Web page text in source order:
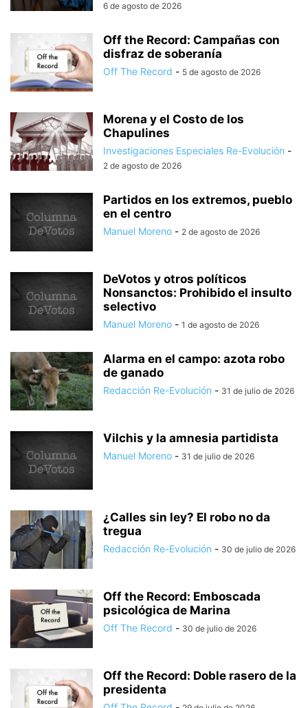
6 de agosto de 2026
Off the Record: Campañas con
disfraz de soberanía
Off The Record - 5 de agosto de 2026
Morena y el Costo de los
Chapulines
Investigaciones Especiales Re-Evolución -
2 de agosto de 2026
Partidos en los extremos, pueblo
en el centro
Manuel Moreno - 2 de agosto de 2026
DeVotos y otros políticos
Nonsanctos: Prohibido el insulto
selectivo
Manuel Moreno - 1 de agosto de 2026
Alarma en el campo: azota robo
de ganado
Redacción Re-Evolución - 31 de julio de 2026
Vilchis y la amnesia partidista
Manuel Moreno - 31 de julio de 2026
¿Calles sin ley? El robo no da
tregua
Redacción Re-Evolución - 30 de julio de 2026
Off the Record: Emboscada
psicológica de Marina
Off The Record - 30 de julio de 2026
Off the Record: Doble rasero de la
presidenta